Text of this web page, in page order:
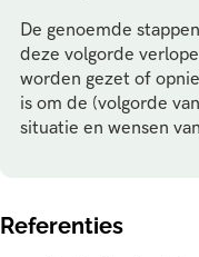
De genoemde
deze volgorde
worden gezet of
is om de (volgorde
situatie en wensen
Referenties